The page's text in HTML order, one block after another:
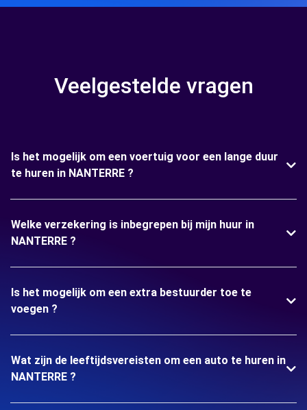
Veelgestelde vragen
Is het mogelijk om een voertuig voor een lange duur
te huren in NANTERRE ?
Welke verzekering is inbegrepen bij mijn huur in
NANTERRE ?
Is het mogelijk om een extra bestuurder toe te
voegen ?
Wat zijn de leeftijdsvereisten om een auto te huren in
NANTERRE ?